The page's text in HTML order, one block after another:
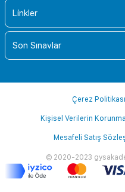
Linkler
Son Sınavlar
© 2020-2023
Çerez Politikası
Kişisel Verilerin
Mesafeli Satış